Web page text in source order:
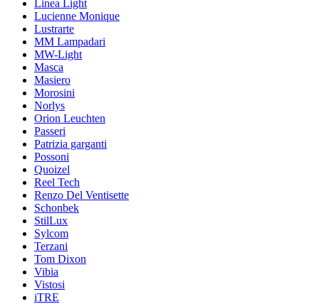
Linea Light
Lucienne Monique
Lustrarte
MM Lampadari
MW-Light
Masca
Masiero
Morosini
Norlys
Orion Leuchten
Passeri
Patrizia garganti
Possoni
Quoizel
Reel Tech
Renzo Del Ventisette
Schonbek
StilLux
Sylcom
Terzani
Tom Dixon
Vibia
Vistosi
iTRE